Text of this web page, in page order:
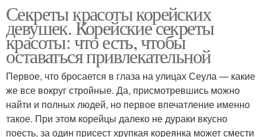
Секреты красоты корейских
девушек. Корейские секреты
красоты: что есть, чтобы
оставаться привлекательной
Первое, что бросается в глаза на улицах Сеула — какие
же все вокруг стройные. Да, присмотревшись можно
найти и полных людей, но первое впечатление именно
такое. При этом корейцы далеко не дураки вкусно
поесть, за один присест хрупкая кореянка может смести